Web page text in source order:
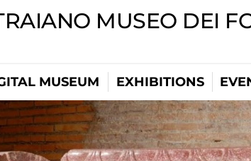
MUSEO DEI
MUSEUM EXHIBITIONS